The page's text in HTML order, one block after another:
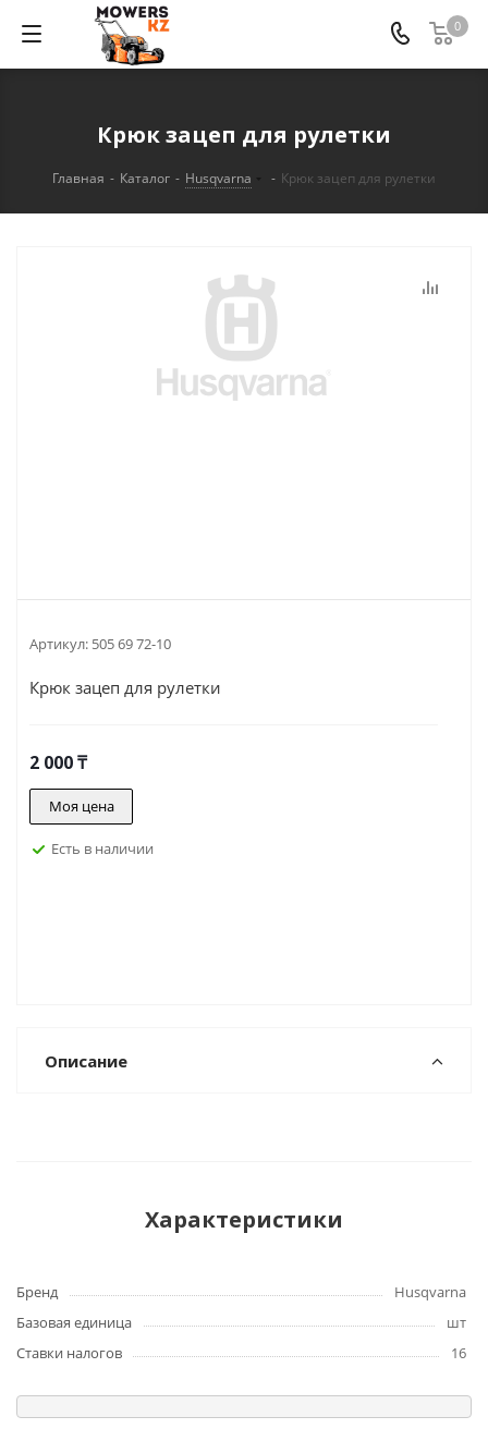
0
Крюк зацеп для рулетки
Главная - Каталог - Husqvarna - Крюк зацеп для рулетки
Артикул: 505 69 72-10
Крюк зацеп для рулетки
2 000₸
Моя цена
Есть в наличии
Описание
Характеристики
Бренд
Husqvarna
Базовая единица
шт
Ставки налогов
16